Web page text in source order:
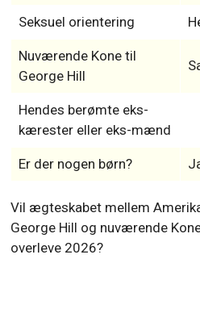
Seksuel orientering
Nuværende Kone til
George Hill
Hendes berømte eks-
kærester eller eks-mænd
Er der nogen børn?
Vil ægteskabet mellem
George Hill og nuværende
overleve 2026?